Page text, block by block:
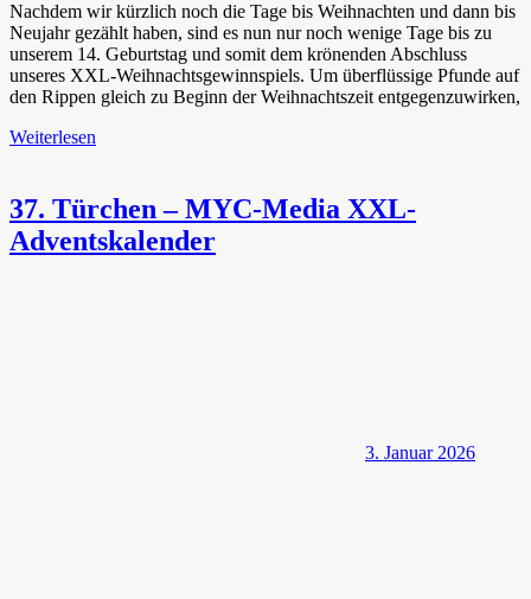
Nachdem wir kürzlich noch die Tage bis Weihnachten und dann bis
Neujahr gezählt haben, sind es nun nur noch wenige Tage bis zu
unserem 14. Geburtstag und somit dem krönenden Abschluss
unseres XXL-Weihnachtsgewinnspiels. Um überflüssige Pfunde auf
den Rippen gleich zu Beginn der Weihnachtszeit entgegenzuwirken,
Weiterlesen
37. Türchen – MYC-Media XXL-
Adventskalender
3. Januar 2026